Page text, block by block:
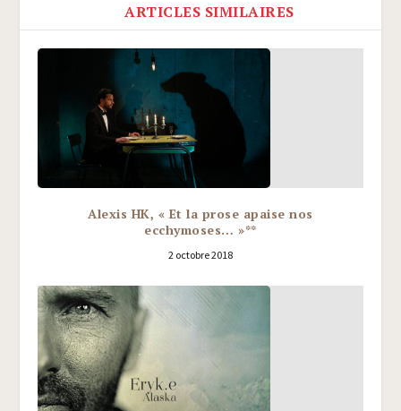
ARTICLES SIMILAIRES
Alexis HK, « Et la prose apaise nos
ecchymoses… »**
2 octobre 2018